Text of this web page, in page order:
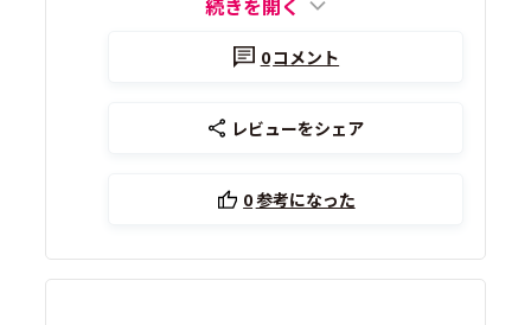
0コメント
レビューをシェア
0参考になった